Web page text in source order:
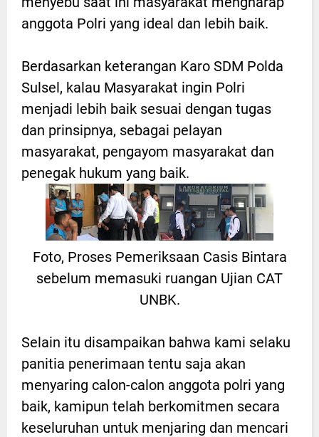
anggota Polri yang ideal dan lebih baik.
Berdasarkan keterangan Karo SDM Polda
Sulsel, kalau Masyarakat ingin Polri
menjadi lebih baik sesuai dengan tugas
dan prinsipnya, sebagai pelayan
masyarakat, pengayom masyarakat dan
penegak hukum yang baik.
Foto, Proses Pemeriksaan Casis Bintara
sebelum memasuki ruangan Ujian CAT
UNBK.
Selain itu disampaikan bahwa kami selaku
panitia penerimaan tentu saja akan
menyaring calon-calon anggota polri yang
baik, kamipun telah berkomitmen secara
keseluruhan untuk menjaring dan mencari